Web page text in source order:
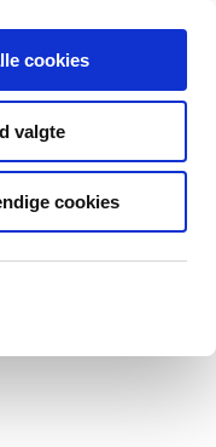
cookies
valgte
cookies